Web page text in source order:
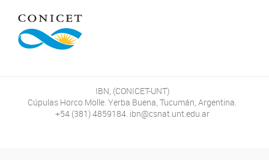
IBN, (CONICET-UNT)
Cúpulas Horco Molle. Yerba Buena, Tucumán, Argentina.
+54 (381) 4859184. ibn@csnat.unt.edu.ar